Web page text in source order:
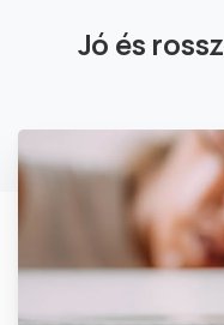
Jó és rossz